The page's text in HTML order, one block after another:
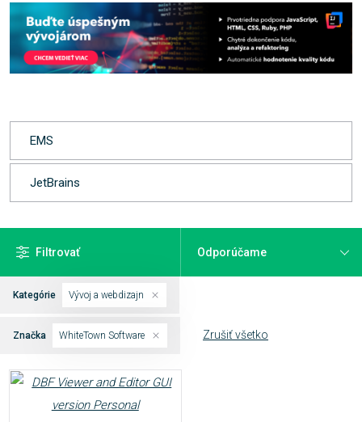
EMS
JetBrains
Filtrovať
Kategórie Vývoj a webdizajn
Značka WhiteTown Software Zrušiť všetko